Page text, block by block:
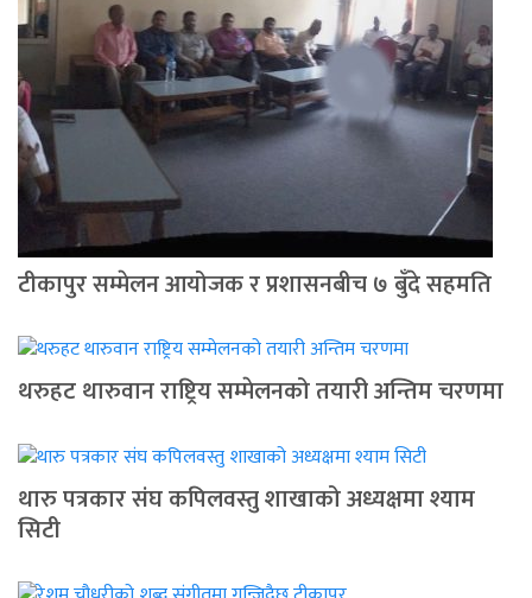
टीकापुर सम्मेलन आयोजक र प्रशासनबीच ७ बुँदे सहमति
थरुहट थारुवान राष्ट्रिय सम्मेलनको तयारी अन्तिम चरणमा
थारु पत्रकार संघ कपिलवस्तु शाखाको अध्यक्षमा श्याम
सिटी